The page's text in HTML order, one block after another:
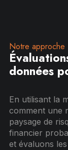
Notre approche
données
En utilisant la
comment une
paysage de
financier
et évaluons